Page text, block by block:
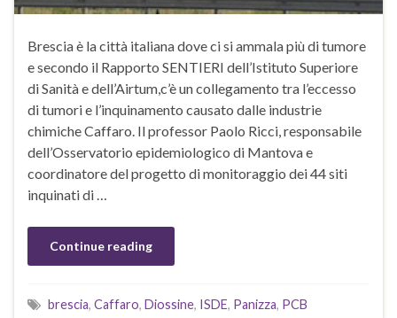
Brescia è la città italiana dove ci si ammala più di tumore
e secondo il Rapporto SENTIERI dell’Istituto Superiore
di Sanità e dell’Airtum,c’è un collegamento tra l’eccesso
di tumori e l’inquinamento causato dalle industrie
chimiche Caffaro. Il professor Paolo Ricci, responsabile
dell’Osservatorio epidemiologico di Mantova e
coordinatore del progetto di monitoraggio dei 44 siti
inquinati di …
Continue reading
brescia, Caffaro, Diossine, ISDE, Panizza, PCB